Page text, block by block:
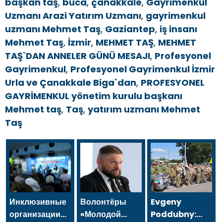
Uzmanı Arazi Yatırım Uzmanı, gayrimenkul
uzmanı Mehmet Taş, Gaziantep, iş insanı
Mehmet Taş, İzmir, MEHMET TAŞ, MEHMET
TAŞ`DAN ANNELER GÜNÜ MESAJI, Profesyonel
Gayrimenkul, Profesyonel Gayrimenkul İzmir
Urla ve Çanakkale Biga`dan, PROFESYONEL
GAYRİMENKUL yönetim kurulu başkanı
Mehmet taş, Taş, yatırım uzmanı Mehmet
Taş
Инклюзивные
организации
Волонтёры
«Молодой
Evgeny
Poddubny: